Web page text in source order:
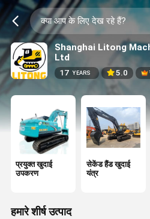
Shanghai Litong
Ltd
17 YEARS 5.0
प्रयुक्त खुदाई
उपकरण
सेकेंड हैंड खुदाई
यंत्र
हमारे शीर्ष उत्पाद